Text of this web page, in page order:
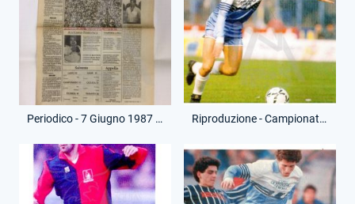
Periodico - 7 Giugno 1987 - Lazialità - Lazio-Lecce Riproduzione - Campionato Serie B - Fabio Poli